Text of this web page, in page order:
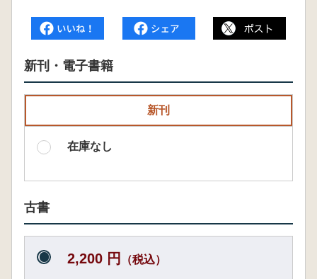
新刊・電子書籍
新刊
在庫なし
古書
2,200 円 （税込）